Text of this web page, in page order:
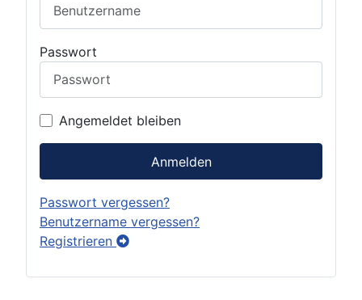
Passwort
Angemeldet bleiben
Anmelden
Passwort vergessen?
Benutzername vergessen?
Registrieren